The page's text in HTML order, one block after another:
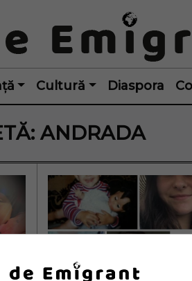
Cultură Diaspora
ANDRADA